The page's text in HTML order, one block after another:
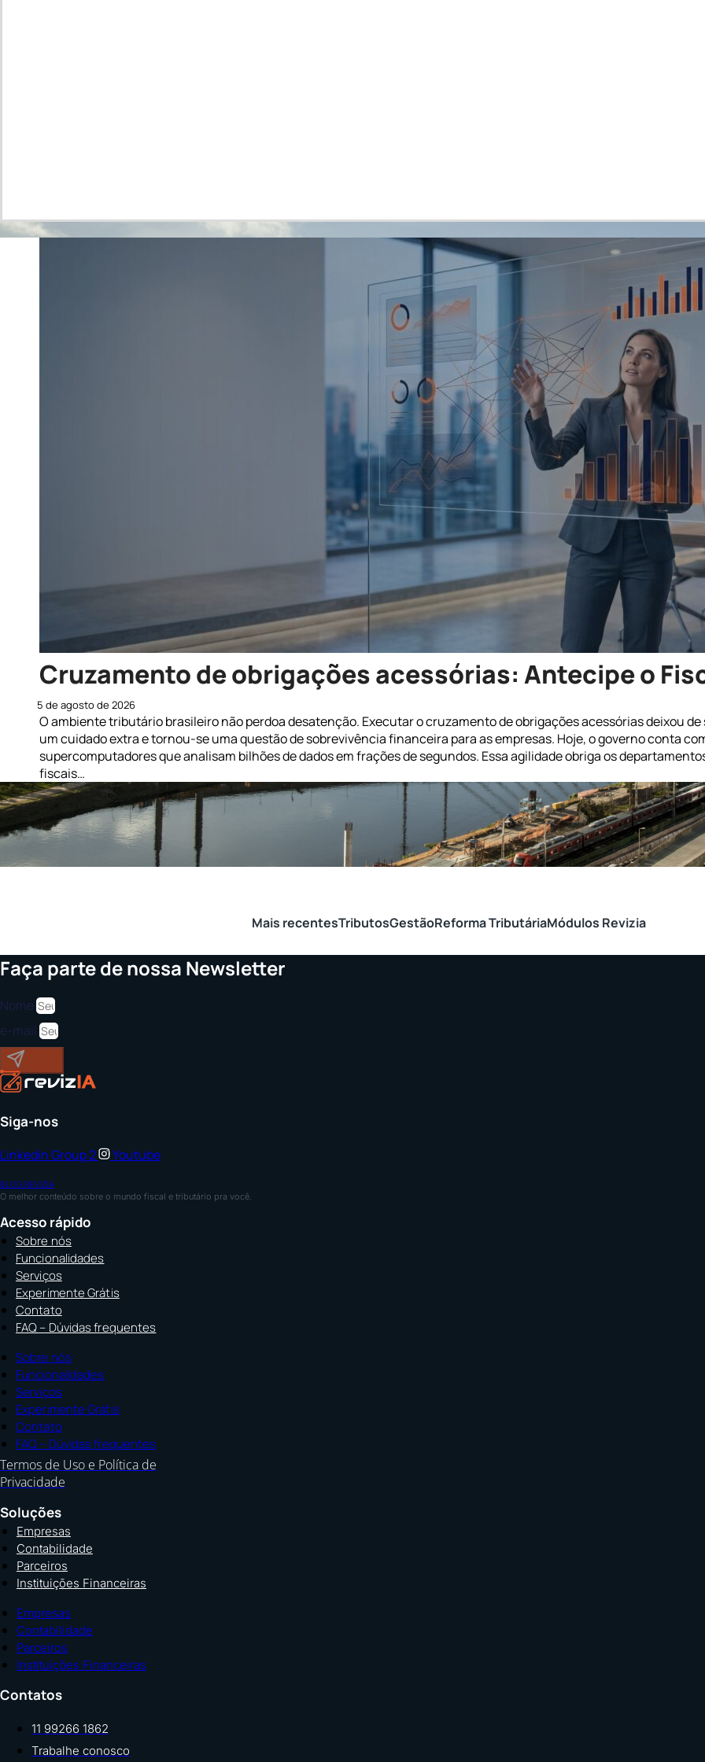
Cruzamento de obrigações acessórias: Antecipe o
5 de agosto de 2026
O ambiente tributário brasileiro não perdoa desatenção. Executar o cruzamento de obrigações acessórias deixou de
um cuidado extra e tornou-se uma questão de sobrevivência financeira para as empresas. Hoje, o governo conta
supercomputadores que analisam bilhões de dados em frações de segundos. Essa agilidade obriga os
fiscais…
Mais recentesTributosGestãoReforma TributáriaMódulos Revizia
Faça parte de nossa Newsletter
Nome
e-mail
Siga-nos
LinkedinGroup 2 Youtube
BLOG REVIZIA
O melhor conteúdo sobre o mundo fiscal e tributário pra você.
Acesso rápido
Sobre nós
Funcionalidades
Serviços
Experimente Grátis
Contato
FAQ – Dúvidas frequentes
Sobre nós
Funcionalidades
Serviços
Experimente Grátis
Contato
FAQ – Dúvidas frequentes
Termos de Uso e Política de
Privacidade
Soluções
Empresas
Contabilidade
Parceiros
Instituições Financeiras
Empresas
Contabilidade
Parceiros
Instituições Financeiras
Contatos
11 99266 1862
Trabalhe conosco